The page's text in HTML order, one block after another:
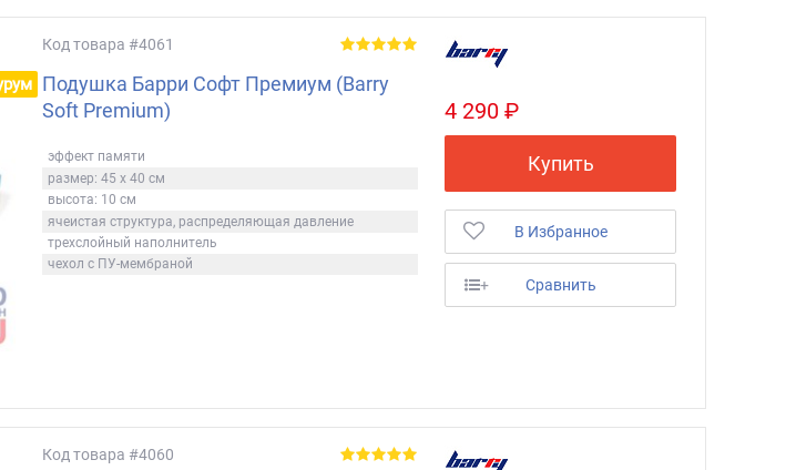
Код товара #4061
Подушка Барри Софт Премиум (Barry
Soft Premium)
эффект памяти
размер: 45 х 40 см
высота: 10 см
ячеистая структура, распределяющая давление
трехслойный наполнитель
чехол с ПУ-мембраной
4 290 ₽
Купить
В Избранное
+ Сравнить
Код товара #4060